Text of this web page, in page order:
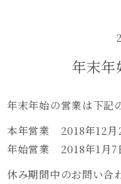
年末年
年末年始の営業は下記
本年営業 2018年12
年始営業 2018年1月
休み期間中のお問い合